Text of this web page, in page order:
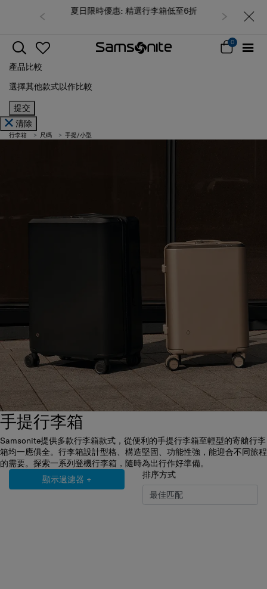
夏日限時優惠: 精選行李箱低至6折
產品比較
清除
行李箱
手提行李箱
Samsonite提供多款行李箱款式，從便利的手提行李箱至輕型的寄艙行李
箱均一應俱全。行李箱設計型格、構造堅固、功能性強，能迎合不同旅程
的需要。探索一系列登機行李箱，隨時為出行作好準備。
顯示過濾器 + 排序方式